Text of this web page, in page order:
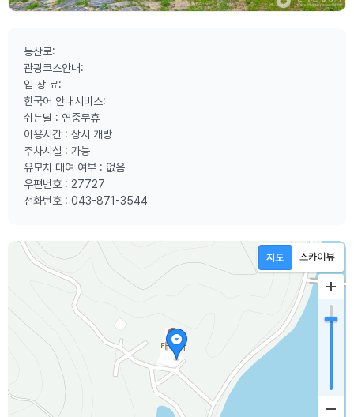
등산로:
관광코스안내:
입 장 료:
한국어 안내서비스:
쉬는날 : 연중무휴
이용시간 : 상시 개방
주차시설 : 가능
유모차 대여 여부 : 없음
우편번호 : 27727
전화번호 : 043-871-3544